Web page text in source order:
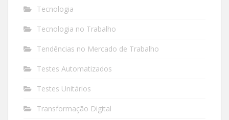
Tecnologia
Tecnologia no Trabalho
Tendências no Mercado de Trabalho
Testes Automatizados
Testes Unitários
Transformação Digital